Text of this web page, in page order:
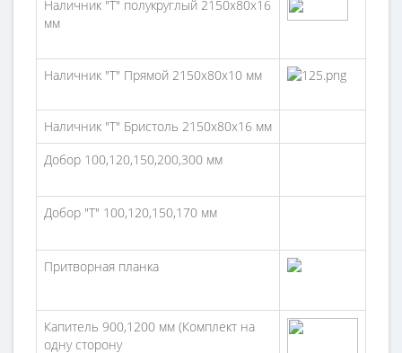
Наличник "Т" полукруглый 2150х80х16
мм
Наличник "Т" Прямой 2150х80х10 мм
Наличник "Т" Бристоль 2150х80х16 мм
Добор 100,120,150,200,300 мм
Добор "Т" 100,120,150,170 мм
Притворная планка
Капитель 900,1200 мм (Комплект на
одну сторону